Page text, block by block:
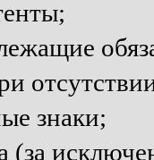
знаки;
(за